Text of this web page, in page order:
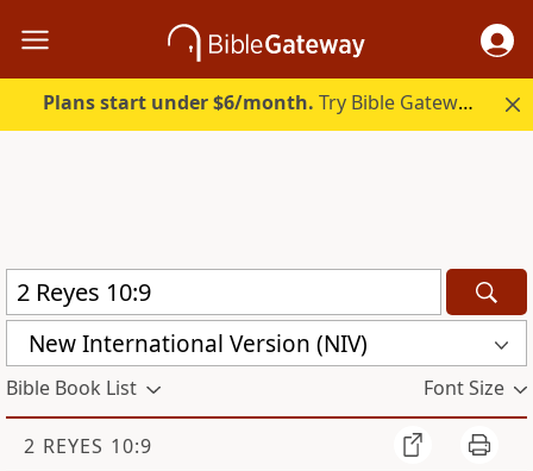
Plans start under $6/month. Try Bible Gateway Plus.
New International Version (NIV)
Bible Book List Font Size
2 REYES 10:9